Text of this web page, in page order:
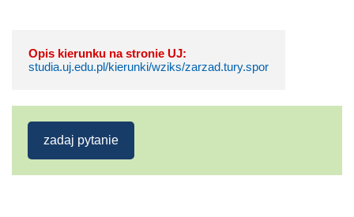
Opis kierunku na stronie UJ:
studia.uj.edu.pl/kierunki/wziks/zarzad.tury.spor
zadaj pytanie